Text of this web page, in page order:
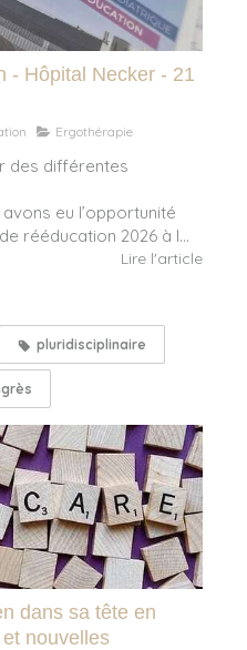
- Hôpital Necker - 21
Ergothérapie
des différentes
eu l’opportunité
rééducation 2026 à l...
Lire l'article
pluridisciplinaire
dans sa tête en
nouvelles